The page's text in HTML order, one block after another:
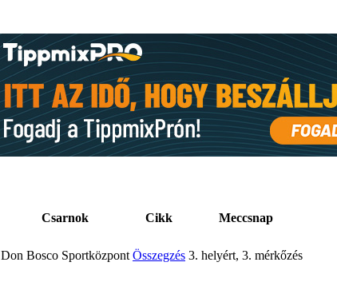
Csarnok Cikk Meccsnap
Don Bosco Sportközpont Összegzés 3. helyért, 3. mérkőzés